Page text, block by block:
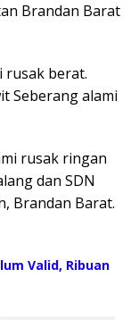
Brandan Barat
rusak berat.
Seberang alami
rusak ringan
dan SDN
Brandan Barat.
Valid, Ribuan